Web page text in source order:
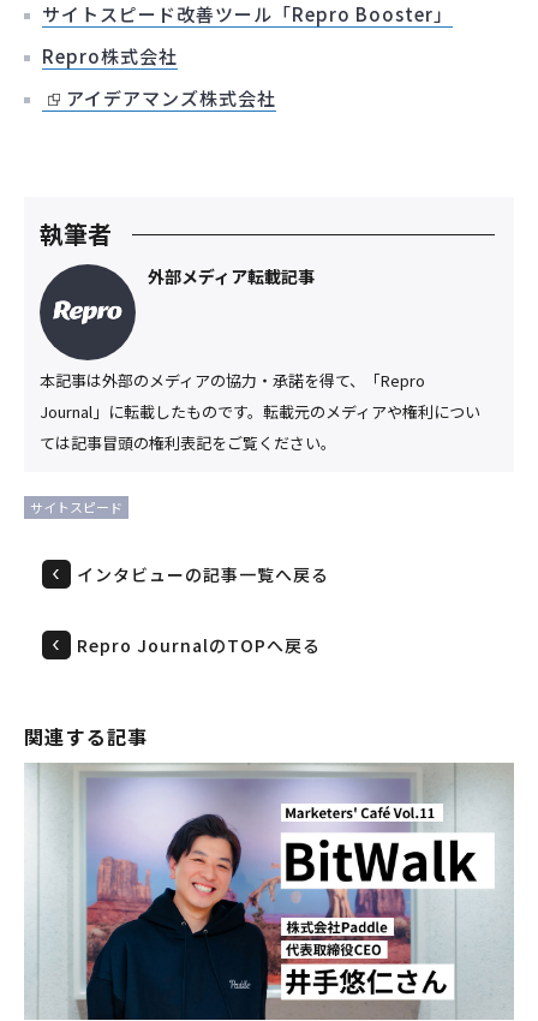
サイトスピード改善ツール「Repro Booster」
Repro株式会社
アイデアマンズ株式会社
執筆者
外部メディア転載記事
本記事は外部のメディアの協力・承諾を得て、「Repro
Journal」に転載したものです。転載元のメディアや権利につい
ては記事冒頭の権利表記をご覧ください。
サイトスピード
インタビューの記事一覧へ戻る
Repro JournalのTOPへ戻る
関連する記事